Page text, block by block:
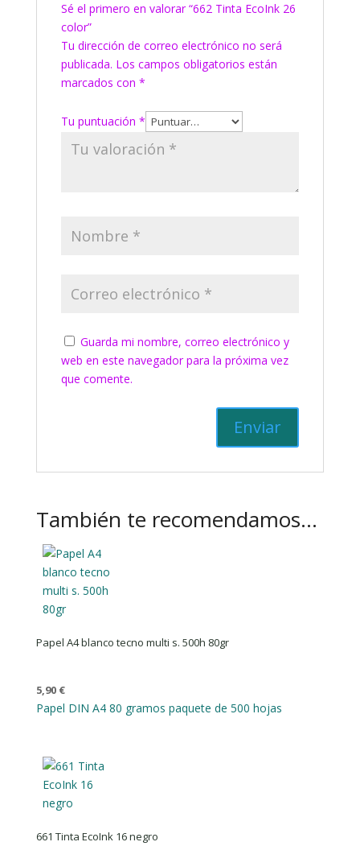
Sé el primero en valorar “662 Tinta EcoInk 26
color”
Tu dirección de correo electrónico no será
publicada. Los campos obligatorios están
marcados con *
Tu puntuación *
Guarda mi nombre, correo electrónico y
web en este navegador para la próxima vez
que comente.
También te recomendamos…
Papel A4 blanco tecno multi s. 500h 80gr
5,90 €
Papel DIN A4 80 gramos paquete de 500 hojas
661 Tinta EcoInk 16 negro